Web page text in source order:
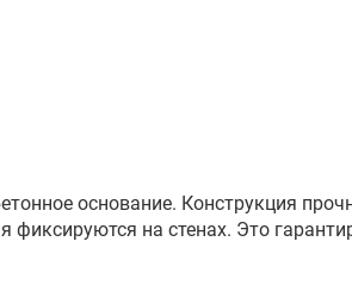
основание. Конструкция
на стенах. Это